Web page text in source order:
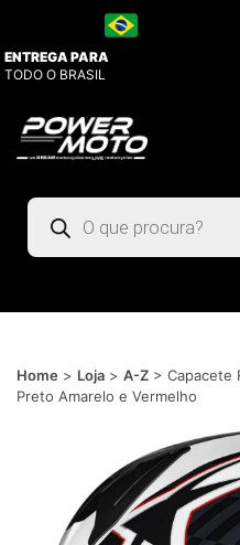
ENTREGA PARA
TODO O BRASIL
Pesquisar
produtos
Home > Loja > A-Z > Capacete
Preto Amarelo e Vermelho